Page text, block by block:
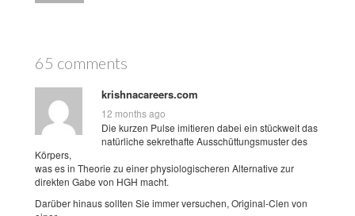
65 comments
krishnacareers.com
12 months ago
Die kurzen Pulse imitieren dabei ein stückweit das
natürliche sekrethafte Ausschüttungsmuster des
Körpers,
was es in Theorie zu einer physiologischeren Alternative zur
direkten Gabe von HGH macht.
Darüber hinaus sollten Sie immer versuchen, Original-Clen von